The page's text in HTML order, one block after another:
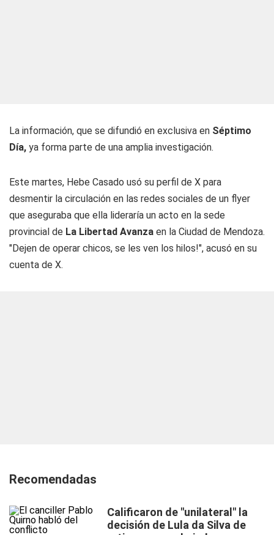
La información, que se difundió en exclusiva en Séptimo
Día, ya forma parte de una amplia investigación.
Este martes, Hebe Casado usó su perfil de X para
desmentir la circulación en las redes sociales de un flyer
que aseguraba que ella lideraría un acto en la sede
provincial de La Libertad Avanza en la Ciudad de Mendoza.
"Dejen de operar chicos, se les ven los hilos!", acusó en su
cuenta de X.
Recomendadas
Calificaron de "unilateral" la
decisión de Lula da Silva de